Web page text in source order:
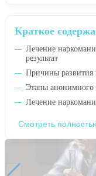
Краткое
Лечение
результат
Причины развития
Этапы анонимного
Лечение
Смотреть